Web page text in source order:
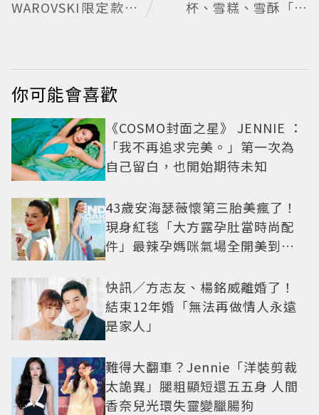
WAROVSKI限定款浪
杯、雪糕、雪酥「買
你可能會喜歡
《COSMO封面之星》 JENNIE ：
「我不再追求完美。」第一次為
自己留白，也開始期待未知
43歲安海瑟薇懷第三胎美瘋了！
現身紅毯「大方露孕肚當時尚配
件」最辣孕媽咪氣場全開美到發
快訊／方志友、楊銘威離婚了！
結束12年婚「無法再做情人永遠
是家人」
難得大翻車？Jennie「洋裝剪裁
太詭異」腿粗顯短還五五身 人間
香奈兒光環失靈變臘腸狗